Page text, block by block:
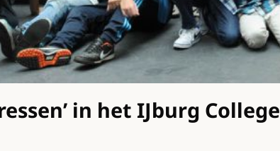
in het IJburg College